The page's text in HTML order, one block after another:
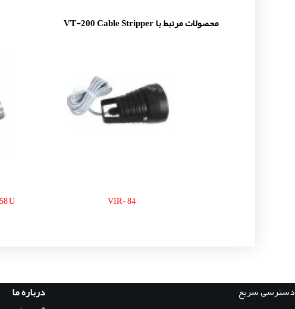
محصولات مرتبط با VT-200 Cable Stripper
VIR- 84
U
دسترسی سریع درباره ما